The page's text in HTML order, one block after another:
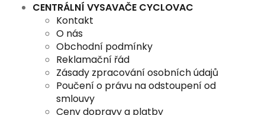
CENTRÁLNÍ VYSAVAČE CYCLOVAC
Kontakt
O nás
Obchodní podmínky
Reklamační řád
Zásady zpracování osobních údajů
Poučení o právu na odstoupení od
smlouvy
Ceny dopravy a platby